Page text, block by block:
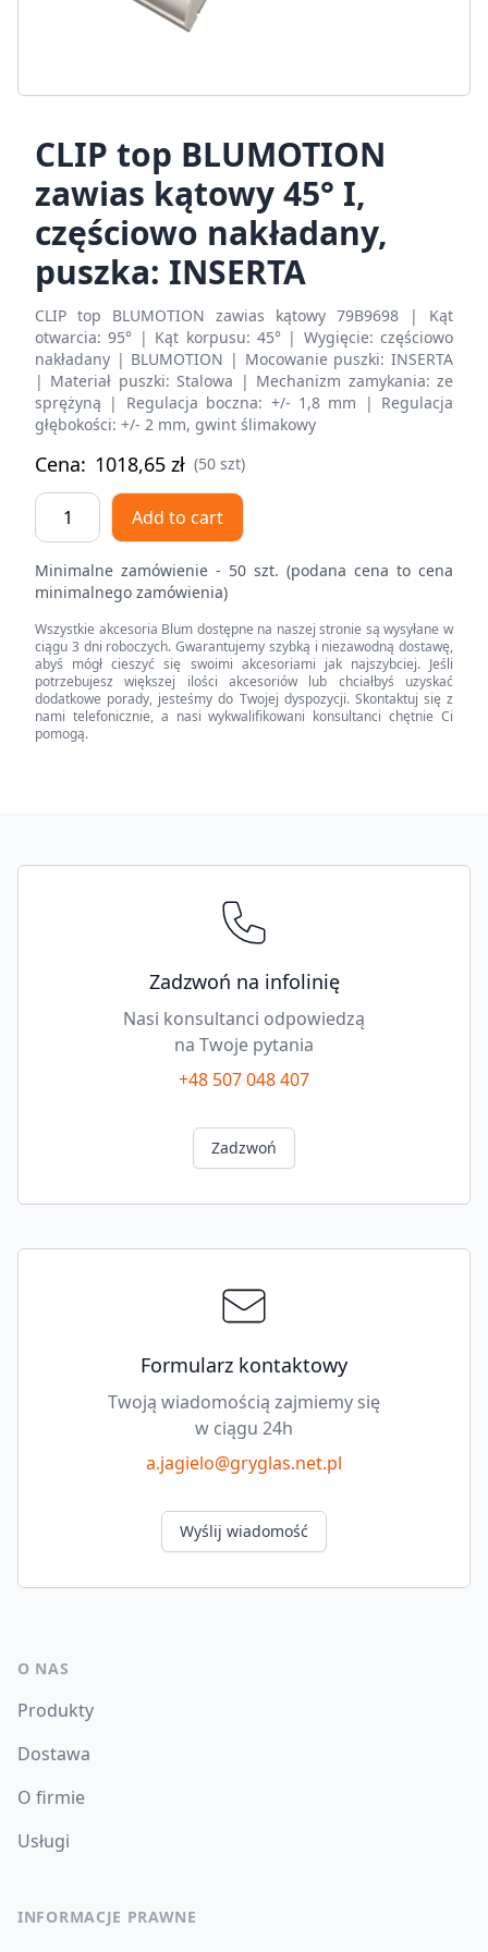
CLIP top BLUMOTION
zawias kątowy 45° I,
częściowo nakładany,
puszka: INSERTA
CLIP top BLUMOTION zawias kątowy 79B9698 | Kąt
otwarcia: 95° | Kąt korpusu: 45° | Wygięcie: częściowo
nakładany | BLUMOTION | Mocowanie puszki: INSERTA
| Materiał puszki: Stalowa | Mechanizm zamykania: ze
sprężyną | Regulacja boczna: +/- 1,8 mm | Regulacja
głębokości: +/- 2 mm, gwint ślimakowy
Cena: 1018,65 zł (50 szt)
CLIP
top
zawias
45°
I,
częściowo
nakładany,
puszka:
Add to cart
Minimalne zamówienie - 50 szt. (podana cena to cena
minimalnego zamówienia)
Wszystkie akcesoria Blum dostępne na naszej stronie są wysyłane w
ciągu 3 dni roboczych. Gwarantujemy szybką i niezawodną dostawę,
abyś mógł cieszyć się swoimi akcesoriami jak najszybciej. Jeśli
potrzebujesz większej ilości akcesoriów lub chciałbyś uzyskać
dodatkowe porady, jesteśmy do Twojej dyspozycji. Skontaktuj się z
nami telefonicznie, a nasi wykwalifikowani konsultanci chętnie Ci
pomogą.
Zadzwoń na infolinię
Nasi konsultanci odpowiedzą
na Twoje pytania
+48 507 048 407
Zadzwoń
Formularz kontaktowy
Twoją wiadomością zajmiemy się
w ciągu 24h
a.jagielo@gryglas.net.pl
Wyślij wiadomość
O NAS
Produkty
Dostawa
O firmie
Usługi
INFORMACJE PRAWNE